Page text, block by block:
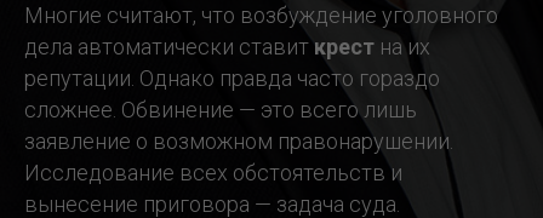
Многие считают, что возбуждение уголовного
дела автоматически ставит крест на их
репутации. Однако правда часто гораздо
сложнее. Обвинение — это всего лишь
заявление о возможном правонарушении.
Исследование всех обстоятельств и
вынесение приговора — задача суда.